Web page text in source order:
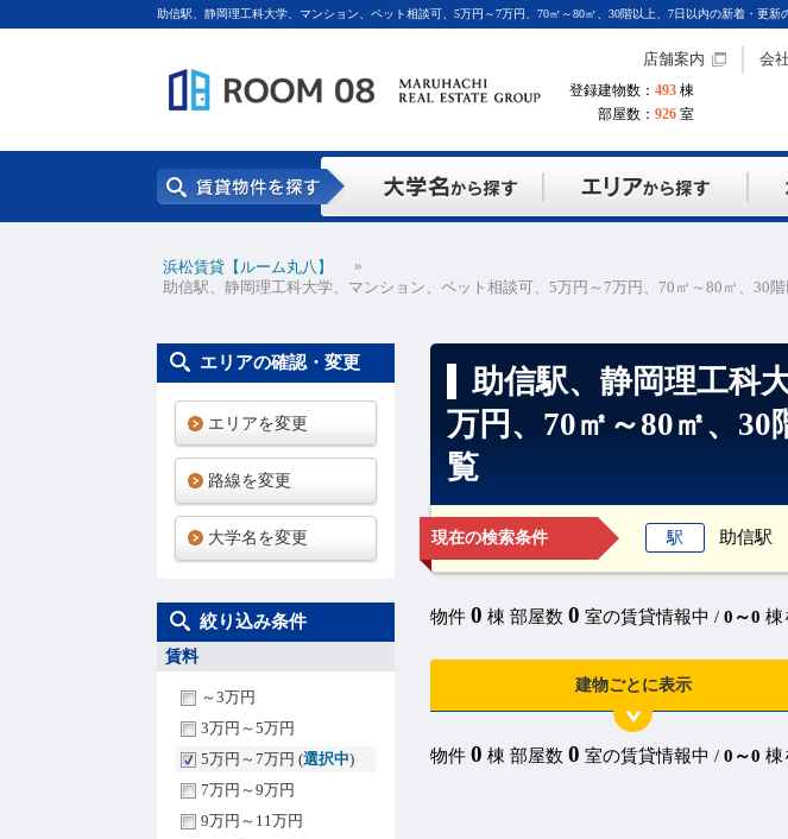
助信駅、静岡理工科大学、マンション、ペット相談可、5万円～7万円、70㎡～80㎡、30階以上、7日以内の新着・更新
登録建物数： 493 棟
部屋数： 926 室
店舗案内 会
浜松賃貸【ルーム丸八】
»
助信駅、静岡理工科大学、マンション、ペット相談可、5万円～7万円、70㎡～80㎡、30
助信駅、静岡理工科
万円、70㎡～80㎡、
覧
現在の検索条件 駅 助信駅
物件 0 棟 部屋数 0 室の賃貸情報中 / 0～0 棟
建物ごとに表示
物件 0 棟 部屋数 0 室の賃貸情報中 / 0～0 棟
エリアの確認・変更
エリアを変更
路線を変更
大学名を変更
絞り込み条件
賃料
～3万円
3万円～5万円
5万円～7万円 (選択中)
7万円～9万円
9万円～11万円